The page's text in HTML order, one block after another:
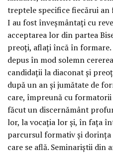
treptele specifice fiecărui
I au fost înveșmântați cu
acceptarea lor din partea
preoți, aflați încă în
depus în mod solemn
candidații la diaconat și
după un an și jumătate de
care, împreună cu
făcut un discernământ
lor, la vocația lor și, în fața
parcursul formativ și
care se află. Seminariștii din